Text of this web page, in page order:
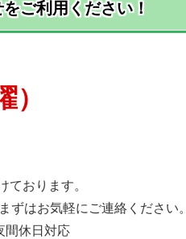
ご利用ください！
ております。
ずはお気軽にご連絡ください。
間休日対応